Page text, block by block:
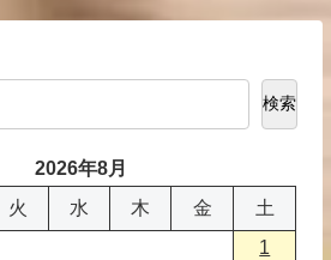
検索
2026年8月
火 水 木 金
土
1